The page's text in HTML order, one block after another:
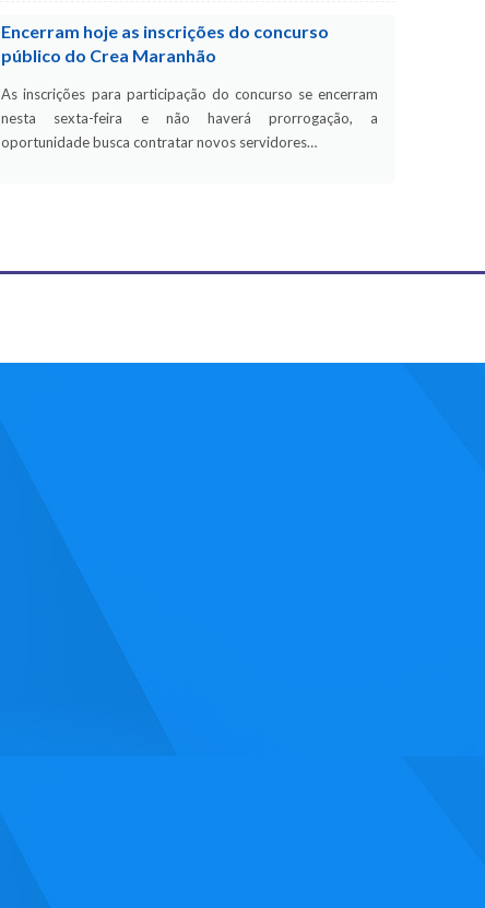
Encerram hoje as inscrições do concurso
público do Crea Maranhão
As inscrições para participação do concurso se encerram
nesta sexta-feira e não haverá prorrogação, a
oportunidade busca contratar novos servidores…